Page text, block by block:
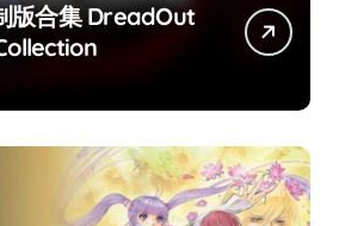
版合集 DreadOut